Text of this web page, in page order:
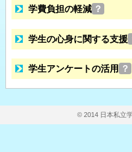
学費負担の軽減 ？
学生の心身に関する支援
学生アンケートの活用 ？
© 2014 日本私立